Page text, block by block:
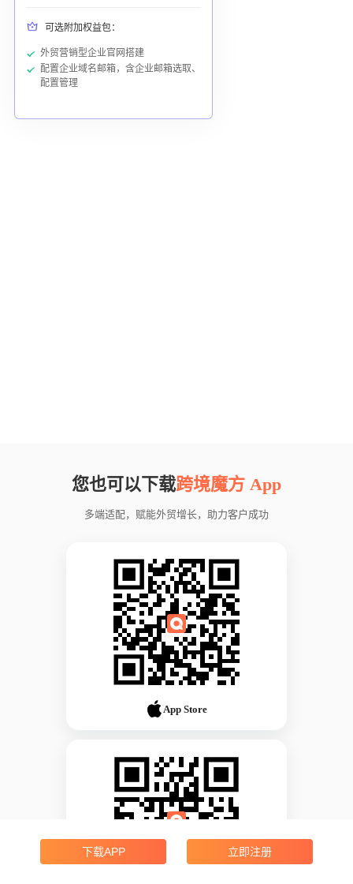
可选附加权益包：
外贸营销型企业官网搭建
配置企业域名邮箱，含企业邮箱选取、
配置管理
您也可以下载跨境魔方 App
多端适配，赋能外贸增长，助力客户成功
App Store
下载APP 立即注册